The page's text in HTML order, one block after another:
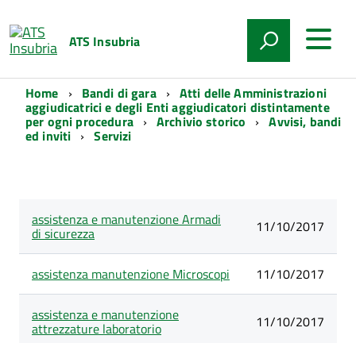
ATS Insubria
Home Bandi di gara Atti delle Amministrazioni
aggiudicatrici e degli Enti aggiudicatori distintamente
per ogni procedura Archivio storico Avvisi, bandi
ed inviti Servizi
degli
articoli
nella
Servizi
Titolo Data
pubblicazione
assistenza e manutenzione Armadi
di sicurezza 11/10/2017
assistenza manutenzione Microscopi 11/10/2017
assistenza e manutenzione
attrezzature laboratorio 11/10/2017